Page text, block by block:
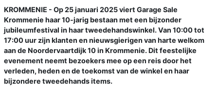
KROMMENIE - Op 25 januari 2025 viert Garage Sale
Krommenie haar 10-jarig bestaan met een bijzonder
jubileumfestival in haar tweedehandswinkel. Van 10:00 tot
17:00 uur zijn klanten en nieuwsgierigen van harte welkom
aan de Noordervaartdijk 10 in Krommenie. Dit feestelijke
evenement neemt bezoekers mee op een reis door het
verleden, heden en de toekomst van de winkel en haar
bijzondere tweedehands items.